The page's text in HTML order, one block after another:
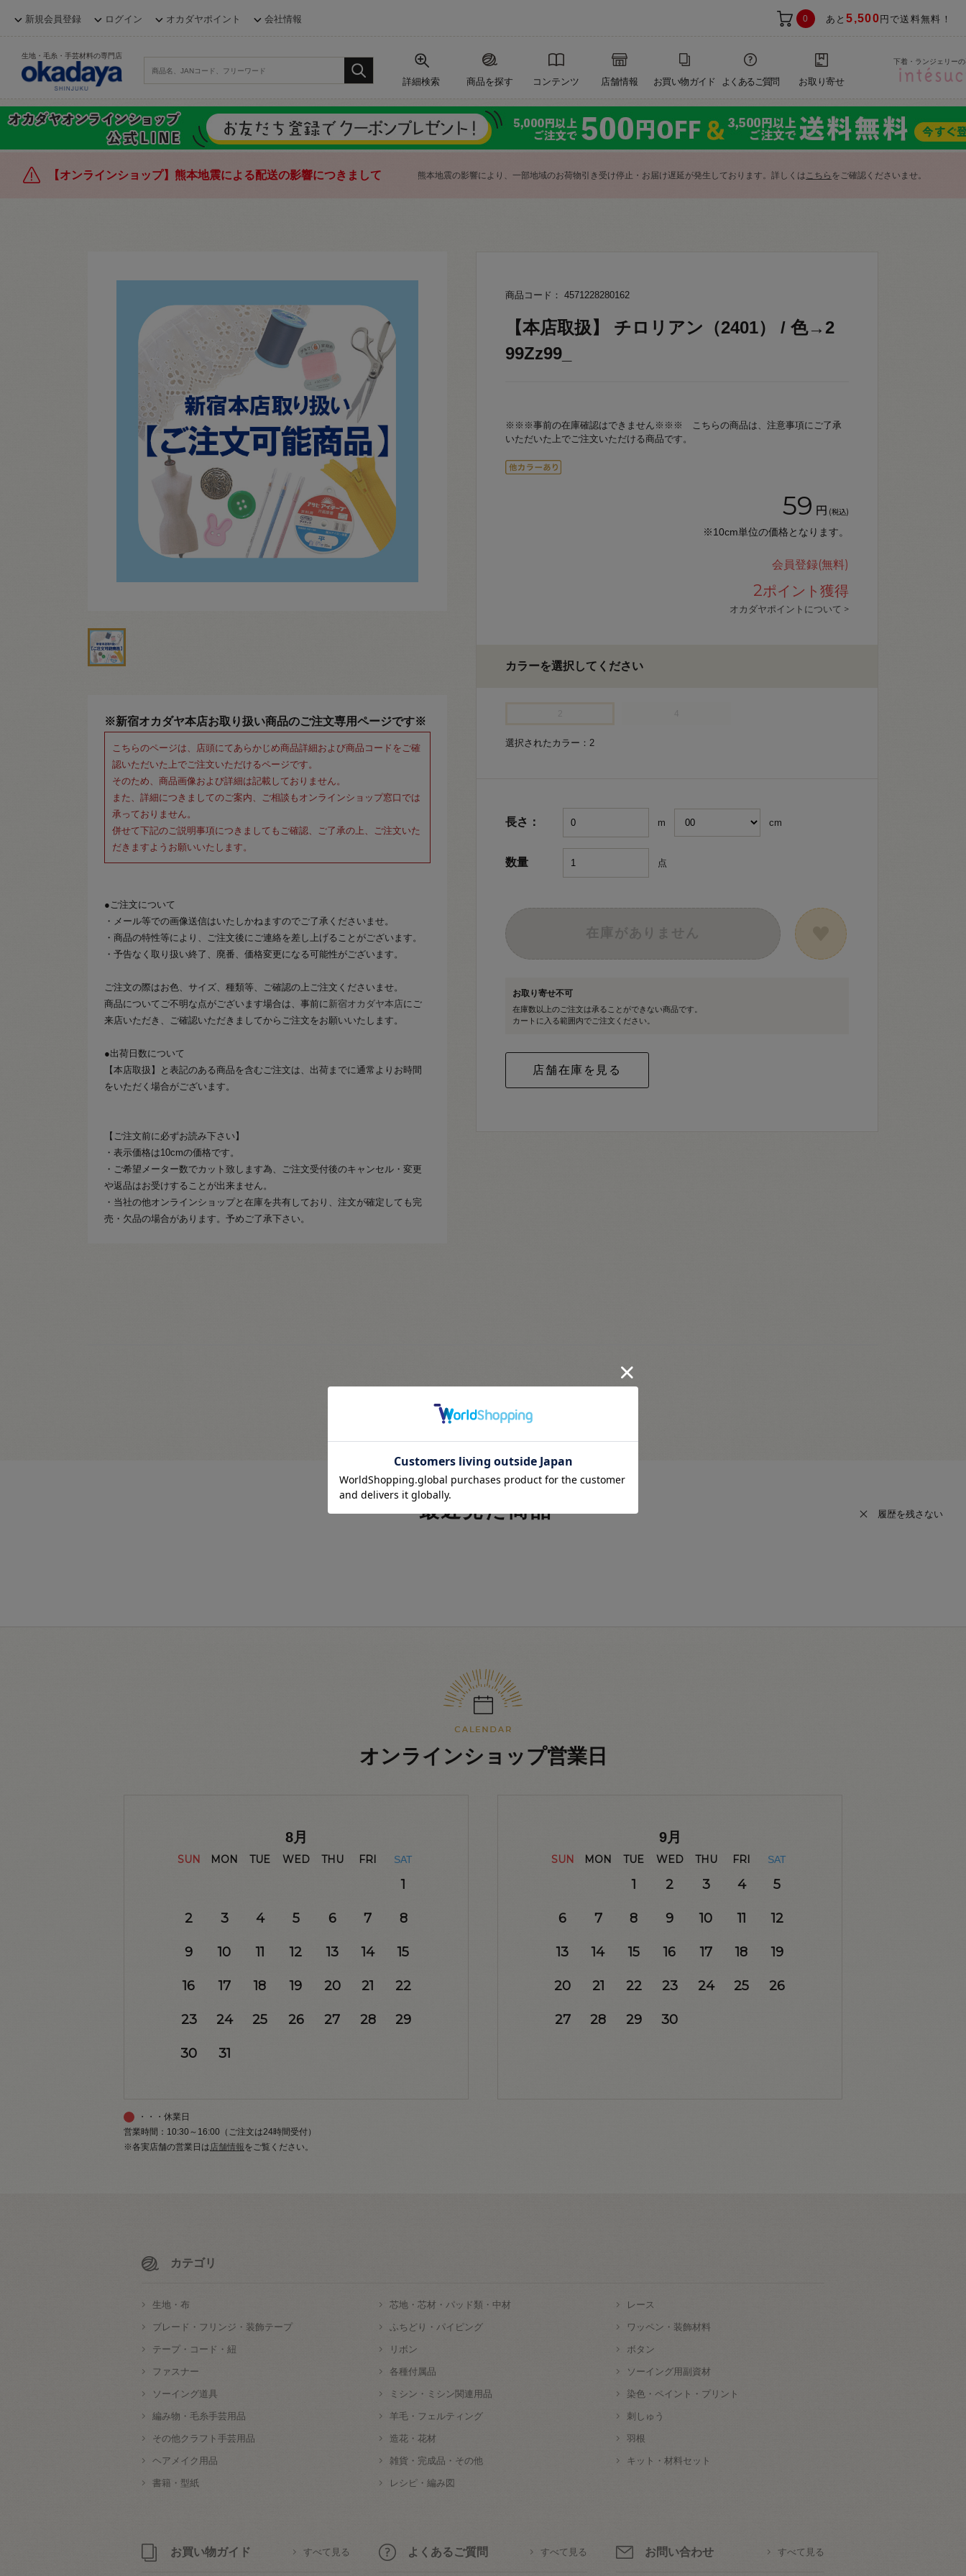
新規会員登録 ログイン オカダヤポイント 会社情報 0 あと5,500 円で送料無料！
生地・毛糸・手芸材料の専門店
詳細検索 商品を探す コンテンツ 店舗情報 お買い物ガイド よくあるご質問 お取り寄せ
下着・ランジェリー
【オンラインショップ】熊本地震による配送の影響につきまして 熊本地震の影響により、一部地域のお荷物引き受け停止・お届け遅延が発生しております。詳しくはこちら をご確認くださいませ。
※新宿オカダヤ本店お取り扱い商品のご注文専用ページです※
こちらのページは、店頭にてあらかじめ商品詳細および商品コードをご確
認いただいた上でご注文いただけるページです。
そのため、商品画像および詳細は記載しておりません。
また、詳細につきましてのご案内、ご相談もオンラインショップ窓口では
承っておりません。
併せて下記のご説明事項につきましてもご確認、ご了承の上、ご注文いた
だきますようお願いいたします。
●ご注文について
・メール等での画像送信はいたしかねますのでご了承くださいませ。
・商品の特性等により、ご注文後にご連絡を差し上げることがございます。
・予告なく取り扱い終了、廃番、価格変更になる可能性がございます。
ご注文の際はお色、サイズ、種類等、ご確認の上ご注文くださいませ。
商品についてご不明な点がございます場合は、事前に 新宿オカダヤ本店にご
来店いただき、ご確認いただきましてからご注文をお願いいたします。
●出荷日数について
【本店取扱】と表記のある商品を含むご注文は、出荷までに通常よりお時間
をいただく場合がございます。
【ご注文前に必ずお読み下さい】
・表示価格は10cmの価格です。
・ご希望メーター数でカット致します為、ご注文受付後のキャンセル・変更
や返品はお受けすることが出来ません。
・当社の他オンラインショップと在庫を共有しており、注文が確定しても完
売・欠品の場合があります。予めご了承下さい。
商品コード： 4571228280162
【本店取扱】 チロリアン（2401） / 色→2
99Zz99_
※※※事前の在庫確認はできません※※※ こちらの商品は、注意事項にご了承
いただいた上でご注文いただける商品です。
59 円 (税込)
※10cm単位の価格となります。
会員登録(無料)
2ポイント獲得
オカダヤポイントについて >
カラーを選択してください
選択されたカラー：2
長さ： m cm
数量 点
お取り寄せ不可
在庫数以上のご注文は承ることができない商品です。
カートに入る範囲内でご注文ください。
最近見た商品 履歴を残さない
オンラインショップ営業日
8月
SUN MON TUE WED THU FRI SAT
1
2 3 4 5 6 7 8
9 10 11 12 13 14 15
16 17 18 19 20 21 22
23 24 25 26 27 28 29
30 31
9月
SUN MON TUE WED THU FRI SAT
1 2 3 4 5
6 7 8 9 10 11 12
13 14 15 16 17 18 19
20 21 22 23 24 25 26
27 28 29 30
・・・休業日
営業時間：10:30～16:00（ご注文は24時間受付）
※各実店舗の営業日は店舗情報をご覧ください。
カテゴリ
生地・布 芯地・芯材・パッド類・中材 レース
ブレード・フリンジ・装飾テープ ふちどり・パイピング ワッペン・装飾材料
テープ・コード・紐 リボン ボタン
ファスナー 各種付属品 ソーイング用副資材
ソーイング道具 ミシン・ミシン関連用品 染色・ペイント・プリント
編み物・毛糸手芸用品 羊毛・フェルティング 刺しゅう
その他クラフト手芸用品 造花・花材 羽根
ヘアメイク用品 雑貨・完成品・その他 キット・材料セット
書籍・型紙 レシピ・編み図
お買い物ガイド すべて見る よくあるご質問 すべて見る お問い合わせ すべて見る